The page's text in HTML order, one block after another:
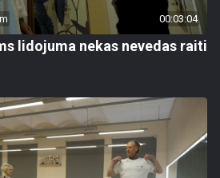
00:03:04
lidojuma nekas nevedas raiti